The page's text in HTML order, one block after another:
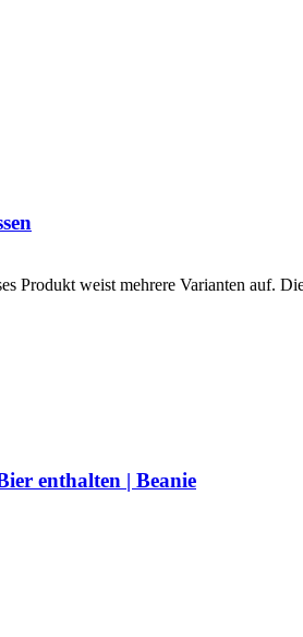
Produkt weist mehrere Varianten auf.
enthalten | Beanie